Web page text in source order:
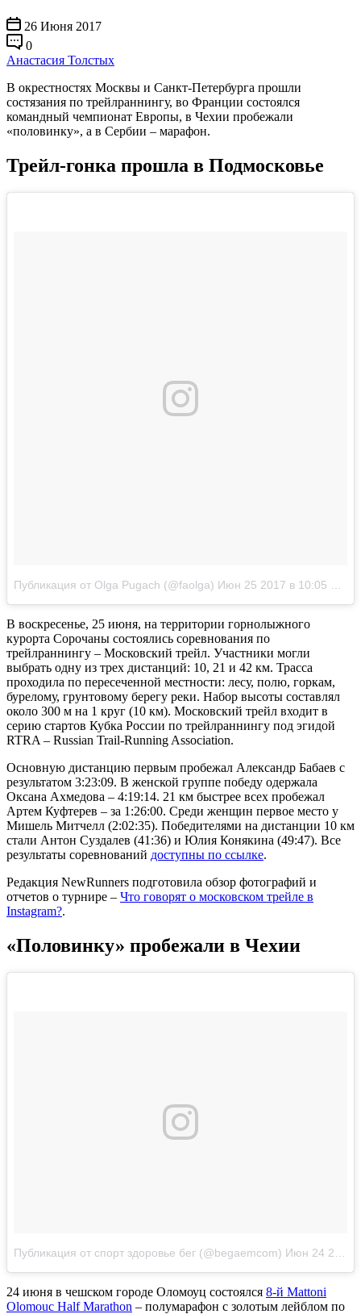
26 Июня 2017
0
Анастасия Толстых
В окрестностях Москвы и Санкт-Петербурга прошли
состязания по трейлраннингу, во Франции состоялся
командный чемпионат Европы, в Чехии пробежали
«половинку», а в Сербии – марафон.
Трейл-гонка прошла в Подмосковье
Публикация от Olga Pugach (@faolga) Июн 25 2017 в 10:05 PDT
В воскресенье, 25 июня, на территории горнолыжного
курорта Сорочаны состоялись соревнования по
трейлраннингу – Московский трейл. Участники могли
выбрать одну из трех дистанций: 10, 21 и 42 км. Трасса
проходила по пересеченной местности: лесу, полю, горкам,
бурелому, грунтовому берегу реки. Набор высоты составлял
около 300 м на 1 круг (10 км). Московский трейл входит в
серию стартов Кубка России по трейлраннингу под эгидой
RTRA – Russian Trail-Running Association.
Основную дистанцию первым пробежал Александр Бабаев с
результатом 3:23:09. В женской группе победу одержала
Оксана Ахмедова – 4:19:14. 21 км быстрее всех пробежал
Артем Куфтерев – за 1:26:00. Среди женщин первое место у
Мишель Митчелл (2:02:35). Победителями на дистанции 10 км
стали Антон Суздалев (41:36) и Юлия Конякина (49:47). Все
результаты соревнований доступны по ссылке.
Редакция NewRunners подготовила обзор фотографий и
отчетов о турнире – Что говорят о московском трейле в
Instagram?.
«Половинку» пробежали в Чехии
Публикация от спорт здоровье бег (@begaemcom) Июн 24 2017 в 7:31 PDT
24 июня в чешском городе Оломоуц состоялся 8-й Mattoni
Olomouc Half Marathon – полумарафон с золотым лейблом по